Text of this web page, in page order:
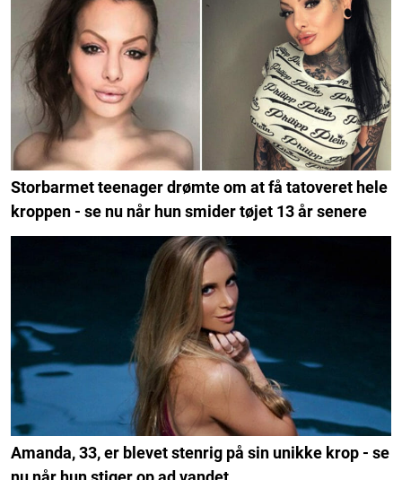
Storbarmet teenager drømte om at få tatoveret hele
kroppen - se nu når hun smider tøjet 13 år senere
Amanda, 33, er blevet stenrig på sin unikke krop - se